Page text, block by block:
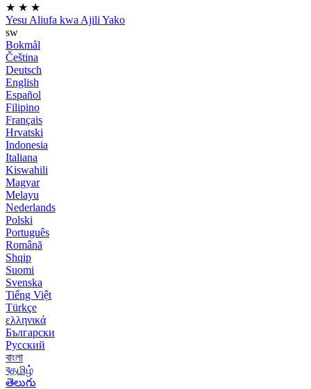
★ ★ ★
Yesu Aliufa kwa Ajili Yako
sw
Bokmål
Čeština
Deutsch
English
Español
Filipino
Français
Hrvatski
Indonesia
Italiana
Kiswahili
Magyar
Melayu
Nederlands
Polski
Português
Română
Shqip
Suomi
Svenska
Tiếng Việt
Türkçe
ελληνικά
Български
Русский
বাংলা
বதமிழ்
తెలుగు